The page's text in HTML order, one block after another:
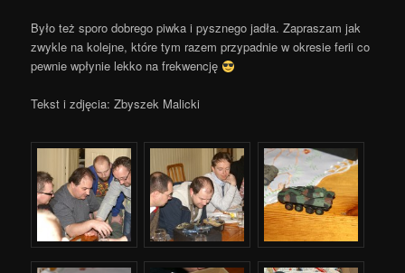
Było też sporo dobrego piwka i pysznego jadła. Zapraszam jak
zwykle na kolejne, które tym razem przypadnie w okresie ferii co
pewnie wpłynie lekko na frekwencję
Tekst i zdjęcia: Zbyszek Malicki